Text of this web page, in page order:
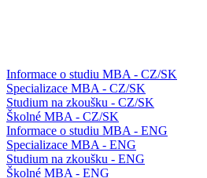
Informace o studiu MBA - CZ/SK
Specializace MBA - CZ/SK
Studium na zkoušku - CZ/SK
Školné MBA - CZ/SK
Informace o studiu MBA - ENG
Specializace MBA - ENG
Studium na zkoušku - ENG
Školné MBA - ENG